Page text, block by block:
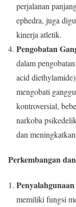
perjalanan
ephedra, juga
kinerja atletik.
Pengobatan
dalam
acid
mengobati
kontroversial,
narkoba
dan
Perkembangan
memiliki fungsi